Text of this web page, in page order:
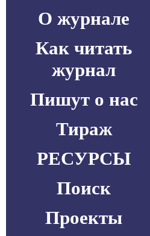
О журнале
Как читать
журнал
Пишут о нас
Тираж
РЕСУРСЫ
Поиск
Проекты